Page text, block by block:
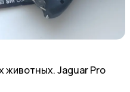
животных. Jaguar Pro